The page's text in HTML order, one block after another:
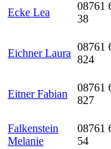
Ecke Lea
08761
38
Eichner Laura
08761
824
Eitner Fabian
08761
827
Falkenstein
Melanie
08761
54